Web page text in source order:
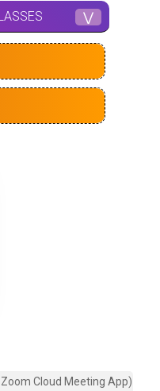
⋁
Cloud Meeting App)